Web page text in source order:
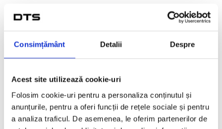
Consimțământ Detalii Despre
Acest site utilizează cookie-uri
Folosim cookie-uri pentru a personaliza conținutul și
anunțurile, pentru a oferi funcții de rețele sociale și pentru
a analiza traficul. De asemenea, le oferim partenerilor de
Make a customer, not a sale
sale
AFLĂ DETALII